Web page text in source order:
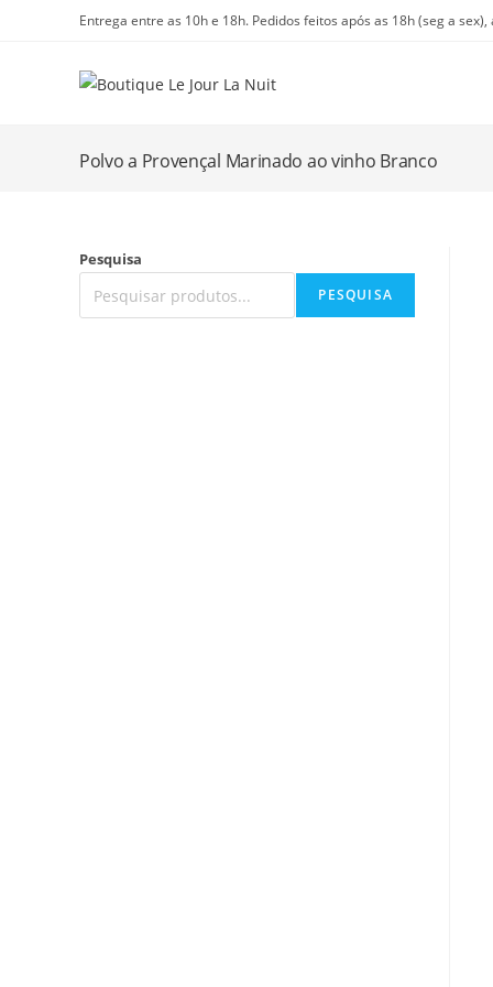
Entrega entre as 10h e 18h. Pedidos feitos após as 18h (seg a
Polvo a Provençal Marinado ao vinho Branco
Pesquisa
PESQUISA